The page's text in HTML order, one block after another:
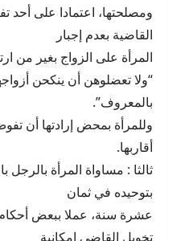
ومصلحتها، اعتمادا على أحد
القاضية بعدم إجبار
المرأة على الزواج بغير من
“ولا تعضلوهن أن ينكحن
بالمعروف”.
وللمرأة بمحض إرادتها أن
أقاربها.
ثالثا : مساواة المرأة بالرجل
بتوحيده في ثمان
عشرة سنة، عملا ببعض
تخويل القاضي إمكانية